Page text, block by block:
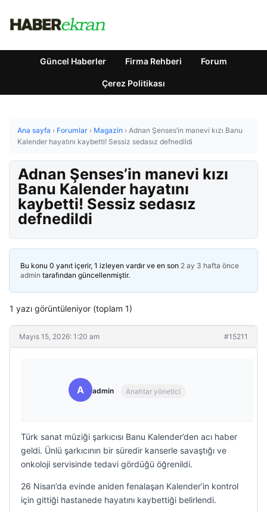
Güncel Haberler Firma Rehberi Forum
Çerez Politikası
Ana sayfa › Forumlar › Magazin › Adnan Şenses’in manevi kızı Banu
Kalender hayatını kaybetti! Sessiz sedasız defnedildi
Adnan Şenses’in manevi kızı
Banu Kalender hayatını
kaybetti! Sessiz sedasız
defnedildi
Bu konu 0 yanıt içerir, 1 izleyen vardır ve en son 2 ay 3 hafta önce
admin tarafından güncellenmiştir.
1 yazı görüntüleniyor (toplam 1)
Mayıs 15, 2026: 1:20 am #15211
A admin Anahtar yönetici
Türk sanat müziği şarkıcısı Banu Kalender’den acı haber
geldi. Ünlü şarkıcının bir süredir kanserle savaştığı ve
onkoloji servisinde tedavi gördüğü öğrenildi.
26 Nisan’da evinde aniden fenalaşan Kalender’in kontrol
için gittiği hastanede hayatını kaybettiği belirlendi.